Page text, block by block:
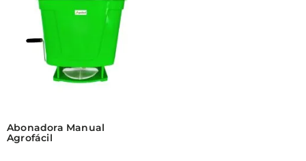
Abonadora Manual
Agrofácil